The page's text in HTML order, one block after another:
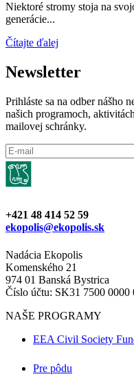
Niektoré stromy stoja na
generácie...
Čítajte ďalej
Newsletter
Prihláste sa na odber nášho
našich programoch,
mailovej schránky.
+421 48 414 52 59
ekopolis@ekopolis.sk
Nadácia Ekopolis
Komenského 21
974 01 Banská Bystrica
Číslo účtu: SK31 7500 0000
NAŠE PROGRAMY
EEA Civil Society
Pre pôdu